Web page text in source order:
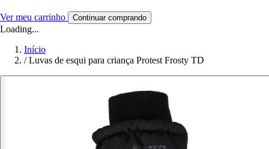
Ver meu carrinho Continuar comprando
Loading...
Início
/ Luvas de esqui para criança Protest Frosty TD